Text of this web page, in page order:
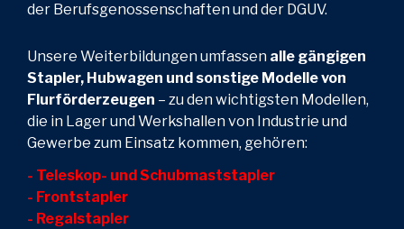
der Berufsgenossenschaften und der DGUV.
Unsere Weiterbildungen umfassen alle gängigen
Stapler, Hubwagen und sonstige Modelle von
Flurförderzeugen – zu den wichtigsten Modellen,
die in Lager und Werkshallen von Industrie und
Gewerbe zum Einsatz kommen, gehören:
- Teleskop- und Schubmaststapler
- Frontstapler
- Regalstapler